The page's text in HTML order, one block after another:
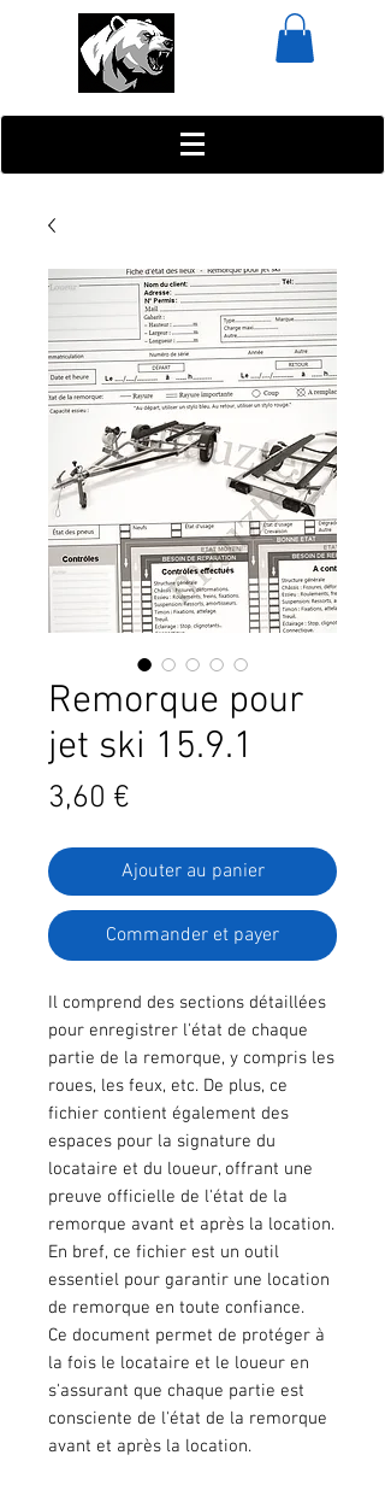
Remorque pour
jet ski 15.9.1
3,60 €
Ajouter au panier
Commander et payer
Il comprend des sections détaillées
pour enregistrer l'état de chaque
partie de la remorque, y compris les
roues, les feux, etc. De plus, ce
fichier contient également des
espaces pour la signature du
locataire et du loueur, offrant une
preuve officielle de l'état de la
remorque avant et après la location.
En bref, ce fichier est un outil
essentiel pour garantir une location
de remorque en toute confiance.
Ce document permet de protéger à
la fois le locataire et le loueur en
s'assurant que chaque partie est
consciente de l'état de la remorque
avant et après la location.